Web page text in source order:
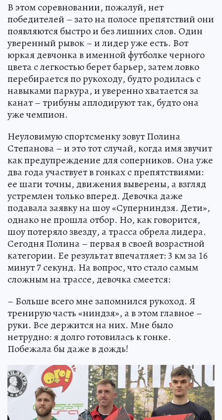
В этом соревновании, пожалуй, нет
победителей – зато на полосе препятствий они
появляются быстро и без лишних слов. Один
уверенный рывок – и лидер уже есть. Вот
юркая девчонка в именной футболке черного
цвета с легкостью берет барьер, затем ловко
перебирается по рукоходу, будто родилась с
навыками паркура, и уверенно хватается за
канат – трибуны аплодируют так, будто она
уже чемпион.
Неуловимую спортсменку зовут Полина
Степанова – и это тот случай, когда имя звучит
как предупреждение для соперников. Она уже
два года участвует в гонках с препятствиями:
ее шаги точны, движения выверены, а взгляд
устремлен только вперед. Девочка даже
подавала заявку на шоу «Суперниндзя. Дети»,
однако не прошла отбор. Но, как говорится,
шоу потеряло звезду, а трасса обрела лидера.
Сегодня Полина – первая в своей возрастной
категории. Ее результат впечатляет: 3 км за 16
минут 7 секунд. На вопрос, что стало самым
сложным на трассе, девочка смеется:
– Больше всего мне запомнился рукоход. Я
тренирую часть «ниндзя», а в этом главное –
руки. Все держится на них. Мне было
нетрудно: я долго готовилась к гонке.
Побежала бы даже в дождь!